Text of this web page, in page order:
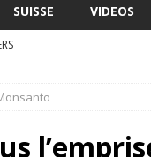
SUISSE VIDEOS
Cisjordanie et à Gaza